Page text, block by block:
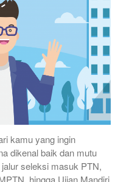
kamu yang ingin
dikenal baik dan mutu
seleksi masuk PTN,
hingga Ujian Mandiri